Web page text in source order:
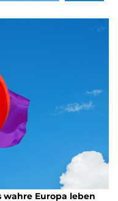
wahre Europa leben